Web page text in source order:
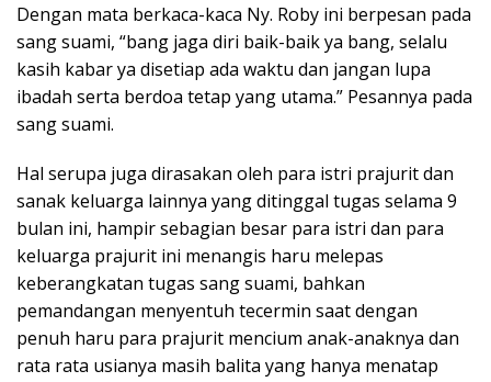
Dengan mata berkaca-kaca Ny. Roby ini berpesan pada
sang suami, “bang jaga diri baik-baik ya bang, selalu
kasih kabar ya disetiap ada waktu dan jangan lupa
ibadah serta berdoa tetap yang utama.” Pesannya pada
sang suami.
Hal serupa juga dirasakan oleh para istri prajurit dan
sanak keluarga lainnya yang ditinggal tugas selama 9
bulan ini, hampir sebagian besar para istri dan para
keluarga prajurit ini menangis haru melepas
keberangkatan tugas sang suami, bahkan
pemandangan menyentuh tecermin saat dengan
penuh haru para prajurit mencium anak-anaknya dan
rata rata usianya masih balita yang hanya menatap